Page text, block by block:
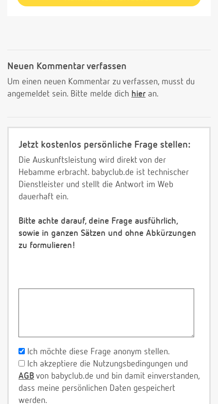
Neuen Kommentar verfassen
Um einen neuen Kommentar zu verfassen, musst du
angemeldet sein. Bitte melde dich hier an.
Jetzt kostenlos persönliche Frage stellen:
Die Auskunftsleistung wird direkt von der
Hebamme erbracht. babyclub.de ist technischer
Dienstleister und stellt die Antwort im Web
dauerhaft ein.
Bitte achte darauf, deine Frage ausführlich,
sowie in ganzen Sätzen und ohne Abkürzungen
zu formulieren!
Ich möchte diese Frage anonym stellen.
Ich akzeptiere die Nutzungsbedingungen und
AGB von babyclub.de und bin damit einverstanden,
dass meine persönlichen Daten gespeichert
werden.